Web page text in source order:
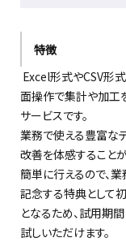
特徴
Excel形式やCSV形
面操作で集計や加工
サービスです。
業務で使える豊富な
改善を体感すること
簡単に行えるので、
記念する特典として
となるため、試用期
試しいただけます。